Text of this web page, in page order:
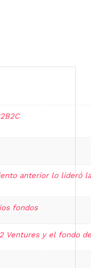
anterior lo lideró
fondos
Ventures y el fondo